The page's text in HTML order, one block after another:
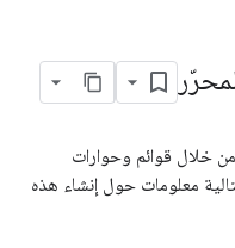
خلال قوائم وحوارات
معلومات حول إنشاء هذه